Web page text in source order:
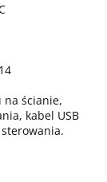
na ścianie,
kabel USB